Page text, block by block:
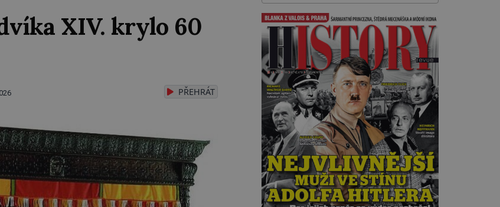
XIV. krylo 60
PŘEHRÁT